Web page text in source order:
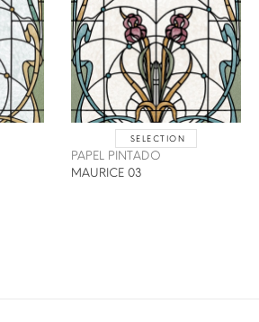
SELECTION
PAPEL PINTADO
MAURICE 03